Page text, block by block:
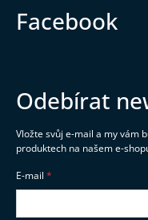
Facebook
Odebírat
Vložte svůj e-mail a my vám
produktech na našem e-
E-mail